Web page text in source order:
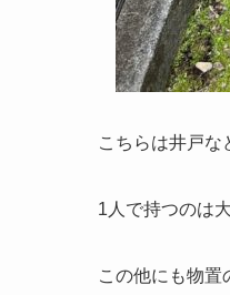
こちらは井戸な
1人で持つのは
この他にも物置